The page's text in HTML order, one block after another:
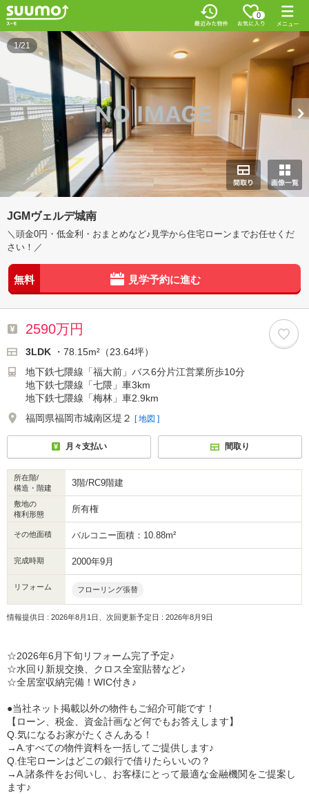
0
1/21
JGMヴェルデ城南
＼頭金0円・低金利・おまとめなど♪見学から住宅ローンまでお任せくだ
さい！／
無料 見学予約に進む
2590万円
3LDK
・78.15m²（23.64坪）
地下鉄七隈線「福大前」バス6分片江営業所歩10分
地下鉄七隈線「七隈」車3km
地下鉄七隈線「梅林」車2.9km
福岡県福岡市城南区堤２ [ 地図 ]
月々支払い 間取り
所在階/
構造・階建
3階/RC9階建
敷地の
権利形態
所有権
その他面積 バルコニー面積：10.88m²
完成時期 2000年9月
リフォーム フローリング張替
情報提供日 : 2026年8月1日、次回更新予定日 : 2026年8月9日
☆2026年6月下旬リフォーム完了予定♪
☆水回り新規交換、クロス全室貼替など♪
☆全居室収納完備！WIC付き♪
●当社ネット掲載以外の物件もご紹介可能です！
【ローン、税金、資金計画など何でもお答えします】
Q.気になるお家がたくさんある！
→A.すべての物件資料を一括してご提供します♪
Q.住宅ローンはどこの銀行で借りたらいいの？
→A.諸条件をお伺いし、お客様にとって最適な金融機関をご提案し
ます♪